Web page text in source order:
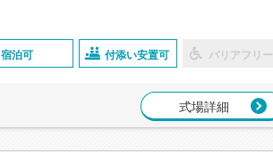
宿泊可 付添い安置可 バリアフリー
式場詳細